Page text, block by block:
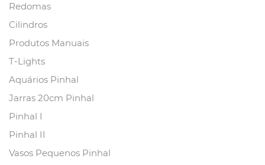
Redomas
Cilindros
Produtos Manuais
T-Lights
Aquários Pinhal
Jarras 20cm Pinhal
Pinhal I
Pinhal II
Vasos Pequenos Pinhal